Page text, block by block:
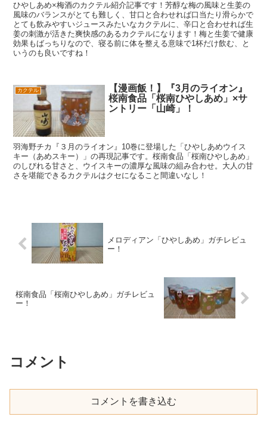
ひやしあめ×梅酒のカクテル紹介記事です！芳醇な梅の風味と生姜の
風味のバランスがとても難しく、甘口と合わせれば口当たり滑らかで
とても飲みやすいジュースみたいなカクテルに、辛口と合わせれば生
姜の刺激が活きた爽快感のあるカクテルになります！梅と生姜で健康
効果もばっちりなので、寝る前に体を整える意味で1杯だけ飲む、と
いうのも良いですね！
カクテル
【漫画飯！】『3月のライオン』
桜南食品「桜南ひやしあめ」×サ
ントリー「山崎」！
羽海野チカ『３月のライオン』10巻に登場した「ひやしあめウイス
キー（あめスキー）」の再現記事です。桜南食品「桜南ひやしあめ」
のしびれる甘さと、ウイスキーの濃厚な風味の組み合わせ。大人の甘
さを堪能できるカクテルはクセになること間違いなし！
メロディアン「ひやしあめ」ガチレビュ
ー！
桜南食品「桜南ひやしあめ」ガチレビュ
ー！
コメント
コメントを書き込む